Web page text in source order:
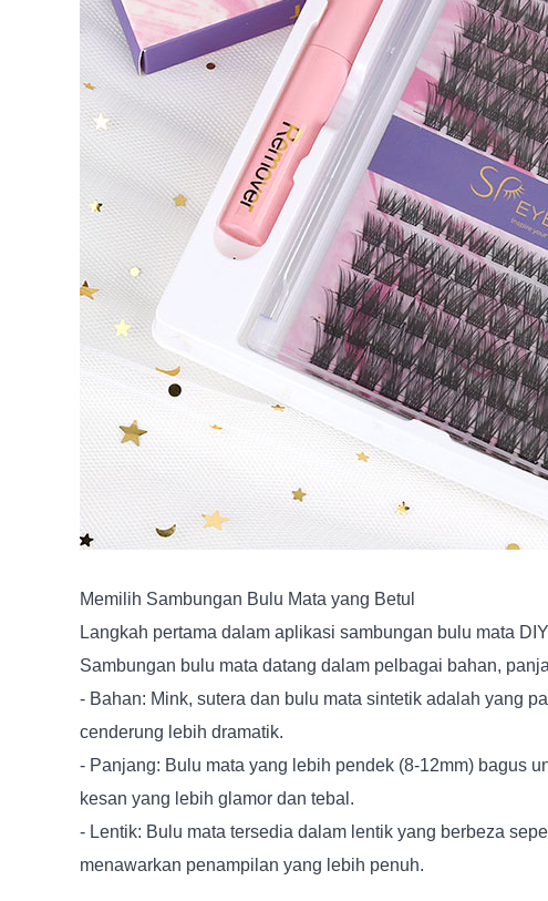
Memilih Sambungan Bulu Mata yang Betul
Langkah pertama dalam aplikasi sambungan bulu mata
Sambungan bulu mata datang dalam pelbagai bahan,
- Bahan: Mink, sutera dan bulu mata sintetik adalah yang
cenderung lebih dramatik.
- Panjang: Bulu mata yang lebih pendek (8-12mm) bagus
kesan yang lebih glamor dan tebal.
- Lentik: Bulu mata tersedia dalam lentik yang berbeza
menawarkan penampilan yang lebih penuh.